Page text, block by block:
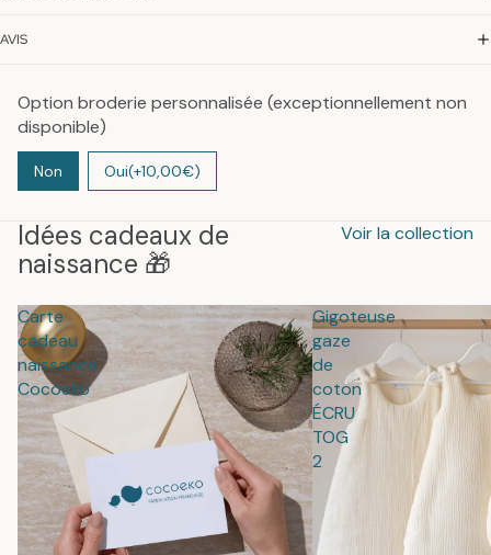
AVIS
Option broderie personnalisée (exceptionnellement non
disponible)
Non Oui(+10,00€)
Idées cadeaux de
naissance 🎁
Voir la collection
Carte
cadeau
naissance
Cocoeko
Gigoteuse
gaze
de
coton
ÉCRU
TOG
2